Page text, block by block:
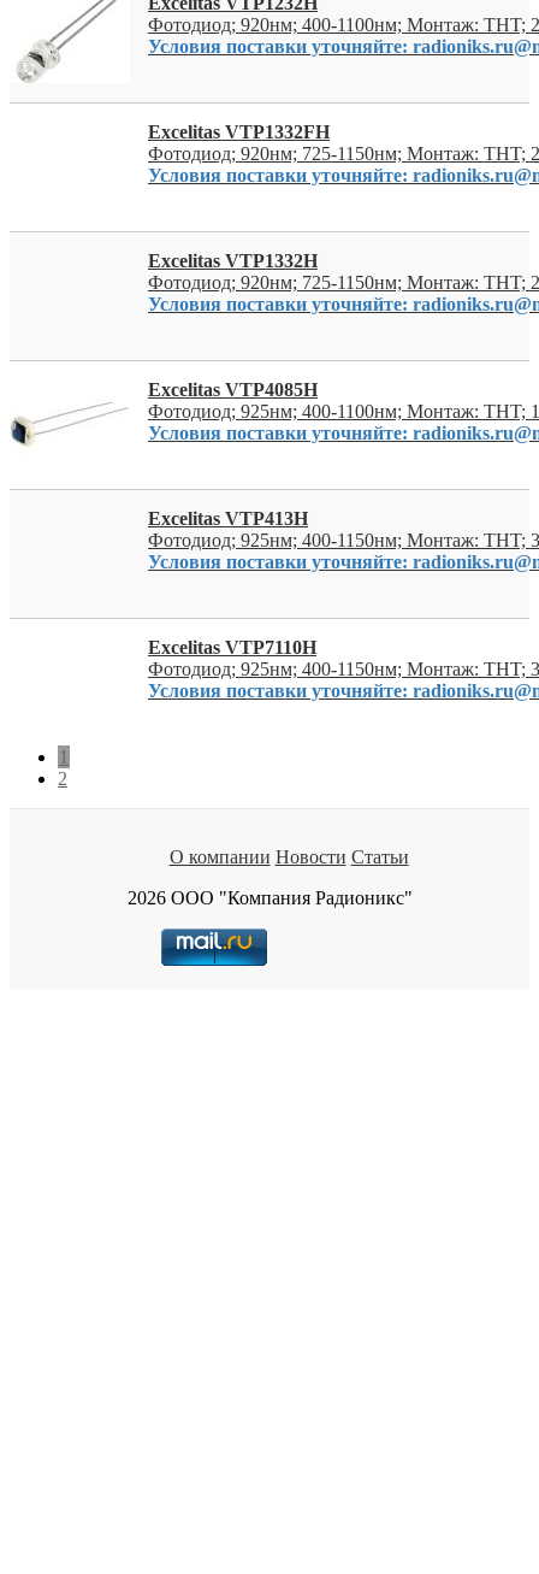
Фотодиод; 920нм; 400-1100нм; Монтаж: THT;
Условия поставки уточняйте:
Excelitas VTP1332FH
Фотодиод; 920нм; 725-1150нм; Монтаж: THT;
Условия поставки уточняйте:
Excelitas VTP1332H
Фотодиод; 920нм; 725-1150нм; Монтаж: THT;
Условия поставки уточняйте:
Excelitas VTP4085H
Фотодиод; 925нм; 400-1100нм; Монтаж: THT;
Условия поставки уточняйте:
Excelitas VTP413H
Фотодиод; 925нм; 400-1150нм; Монтаж: THT;
Условия поставки уточняйте:
Excelitas VTP7110H
Фотодиод; 925нм; 400-1150нм; Монтаж: THT;
Условия поставки уточняйте:
1
2
О компании Новости Статьи
2026 ООО "Компания Радионикс"